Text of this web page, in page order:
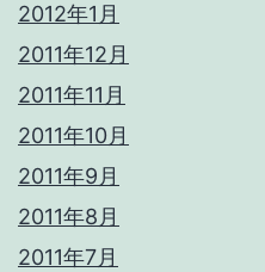
2012年1月
2011年12月
2011年11月
2011年10月
2011年9月
2011年8月
2011年7月